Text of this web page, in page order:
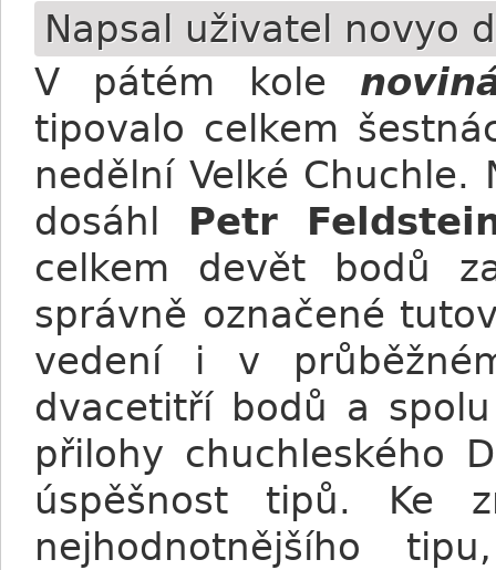
Napsal uživatel novyo
V pátém kole
tipovalo celkem
nedělní Velké
dosáhl Petr
celkem devět bodů
správně označené
vedení i v
dvacetitří bodů a
přilohy chuchleského
úspěšnost tipů. Ke
nejhodnotnějšího